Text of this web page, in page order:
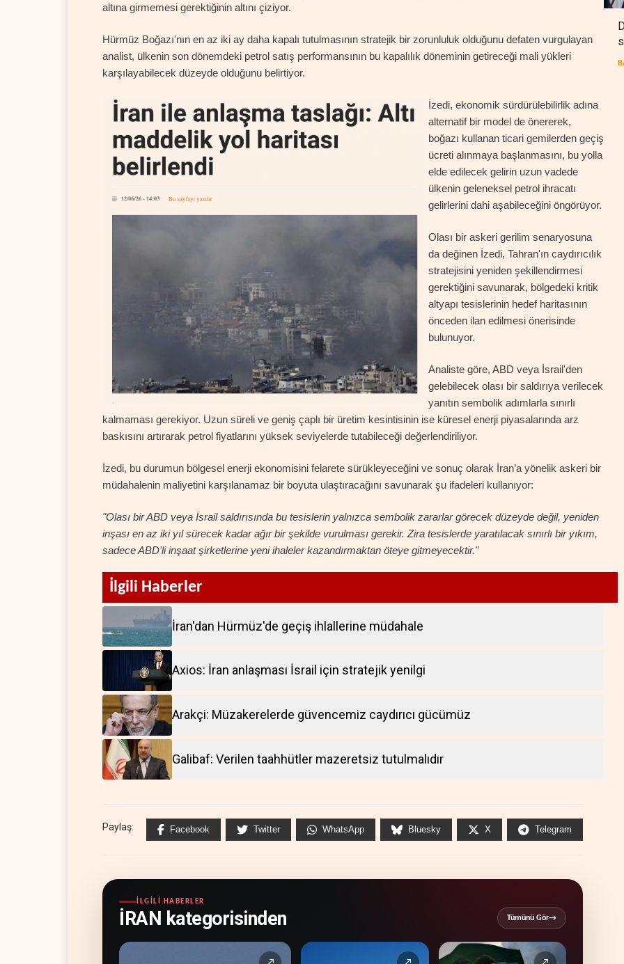
altına girmemesi gerektiğinin altını çiziyor.
Hürmüz Boğazı'nın en az iki ay daha kapalı tutulmasının stratejik bir zorunluluk olduğunu defaten vurgulayan
analist, ülkenin son dönemdeki petrol satış performansının bu kapalılık döneminin getireceği mali yükleri
karşılayabilecek düzeyde olduğunu belirtiyor.
İzedi, ekonomik sürdürülebilirlik adına
alternatif bir model de önererek,
boğazı kullanan ticari gemilerden geçiş
ücreti alınmaya başlanmasını, bu yolla
elde edilecek gelirin uzun vadede
ülkenin geleneksel petrol ihracatı
gelirlerini dahi aşabileceğini öngörüyor.
Olası bir askeri gerilim senaryosuna
da değinen İzedi, Tahran'ın caydırıcılık
stratejisini yeniden şekillendirmesi
gerektiğini savunarak, bölgedeki kritik
altyapı tesislerinin hedef haritasının
önceden ilan edilmesi önerisinde
bulunuyor.
Analiste göre, ABD veya İsrail'den
gelebilecek olası bir saldırıya verilecek
yanıtın sembolik adımlarla sınırlı
kalmaması gerekiyor. Uzun süreli ve geniş çaplı bir üretim kesintisinin ise küresel enerji piyasalarında arz
baskısını artırarak petrol fiyatlarını yüksek seviyelerde tutabileceği değerlendiriliyor.
İzedi, bu durumun bölgesel enerji ekonomisini felarete sürükleyeceğini ve sonuç olarak İran’a yönelik askeri bir
müdahalenin maliyetini karşılanamaz bir boyuta ulaştıracağını savunarak şu ifadeleri kullanıyor:
"Olası bir ABD veya İsrail saldırısında bu tesislerin yalnızca sembolik zararlar görecek düzeyde değil, yeniden
inşası en az iki yıl sürecek kadar ağır bir şekilde vurulması gerekir. Zira tesislerde yaratılacak sınırlı bir yıkım,
sadece ABD'li inşaat şirketlerine yeni ihaleler kazandırmaktan öteye gitmeyecektir."
İlgili Haberler
İran'dan Hürmüz'de geçiş ihlallerine müdahale
Axios: İran anlaşması İsrail için stratejik yenilgi
Arakçi: Müzakerelerde güvencemiz caydırıcı gücümüz
Galibaf: Verilen taahhütler mazeretsiz tutulmalıdır
Paylaş: Facebook Twitter WhatsApp Bluesky X Telegram
İLGILI HABERLER
İRAN kategorisinden Tümünü Gör→